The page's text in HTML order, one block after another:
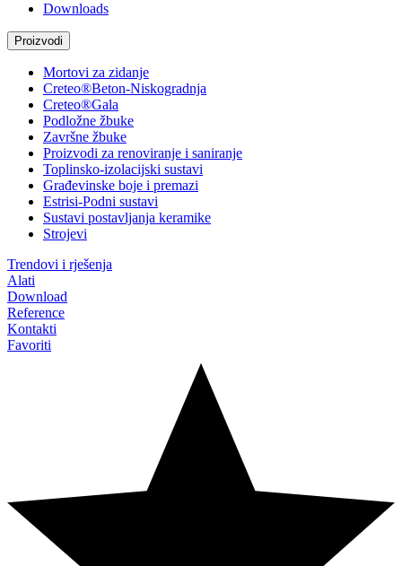
Downloads
Proizvodi
Mortovi za zidanje
Creteo®Beton-Niskogradnja
Creteo®Gala
Podložne žbuke
Završne žbuke
Proizvodi za renoviranje i saniranje
Toplinsko-izolacijski sustavi
Građevinske boje i premazi
Estrisi-Podni sustavi
Sustavi postavljanja keramike
Strojevi
Trendovi i rješenja
Alati
Download
Reference
Kontakti
Favoriti